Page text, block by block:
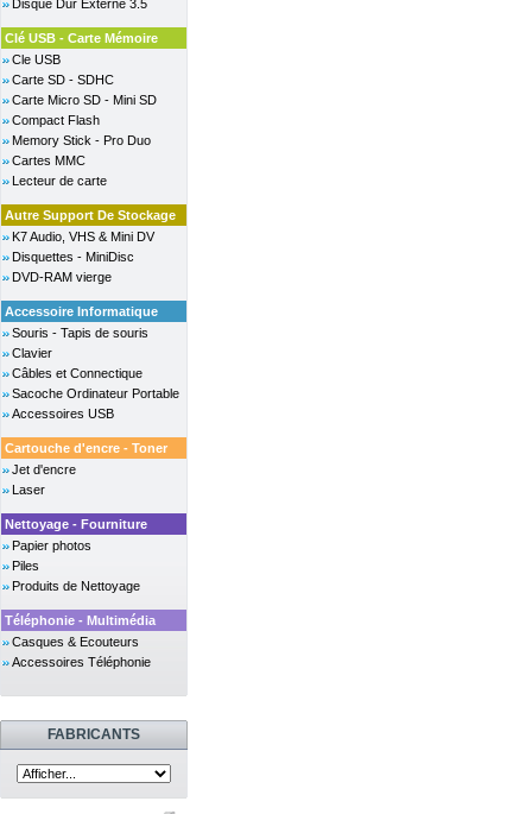
Disque Dur Externe 3.5
Clé USB - Carte Mémoire
Cle USB
Carte SD - SDHC
Carte Micro SD - Mini SD
Compact Flash
Memory Stick - Pro Duo
Cartes MMC
Lecteur de carte
Autre Support De Stockage
K7 Audio, VHS & Mini DV
Disquettes - MiniDisc
DVD-RAM vierge
Accessoire Informatique
Souris - Tapis de souris
Clavier
Câbles et Connectique
Sacoche Ordinateur Portable
Accessoires USB
Cartouche d'encre - Toner
Jet d'encre
Laser
Nettoyage - Fourniture
Papier photos
Piles
Produits de Nettoyage
Téléphonie - Multimédia
Casques & Ecouteurs
Accessoires Téléphonie
FABRICANTS